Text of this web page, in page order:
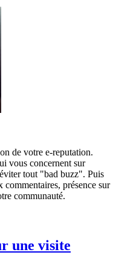
de votre e-reputation.
vous concernent sur
tout "bad buzz". Puis
présence sur
communauté.
une visite